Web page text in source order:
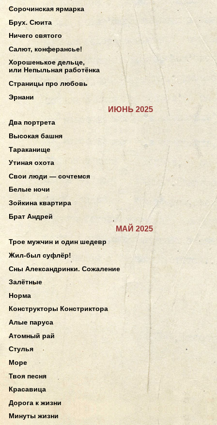
Сорочинская ярмарка
Брух. Сюита
Ничего святого
Салют, конферансье!
Хорошенькое дельце,
или Непыльная работёнка
Страницы про любовь
Эрнани
ИЮНЬ 2025
Два портрета
Высокая башня
Тараканище
Утиная охота
Свои люди — сочтемся
Белые ночи
Зойкина квартира
Брат Андрей
МАЙ 2025
Трое мужчин и один шедевр
Жил-был суфлёр!
Сны Александринки. Сожаление
Залётные
Норма
Конструкторы Констриктора
Алые паруса
Атомный рай
Стулья
Море
Твоя песня
Красавица
Дорога к жизни
Минуты жизни